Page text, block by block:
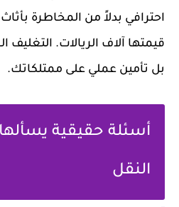
احترافي بدلاً من المخاطرة
قيمتها آلاف الريالات. التغليف
بل تأمين عملي على ممتلكاتك.
أسئلة حقيقية
النقل